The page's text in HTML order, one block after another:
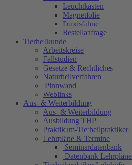
Leuchtkasten
Magnetfolie
Praxisfahne
Bestellanfrage
Tierheilkunde
Arbeitskreise
Fallstudien
Gesetze & Rechtliches
Naturheilverfahren
Pinnwand
Weblinks
Aus- & Weiterbildung
Aus- & Weiterbildung
Ausbildung THP
Praktikum-Tierheilpraktiker
Lehrpläne & Termine
Seminardatenbank
Datenbank Lehrpläne